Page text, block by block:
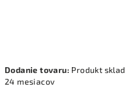
Dodanie tovaru: Produkt
24 mesiacov